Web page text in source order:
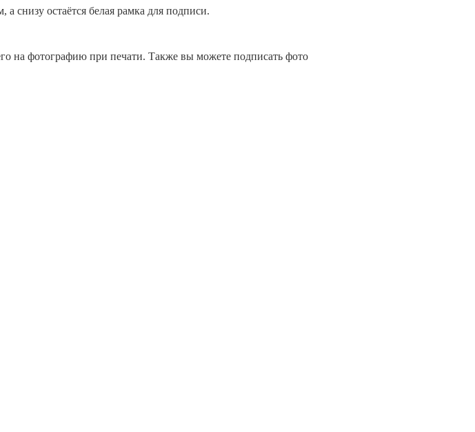
снизу остаётся белая рамка для подписи.
на фотографию при печати. Также вы можете подписать фото